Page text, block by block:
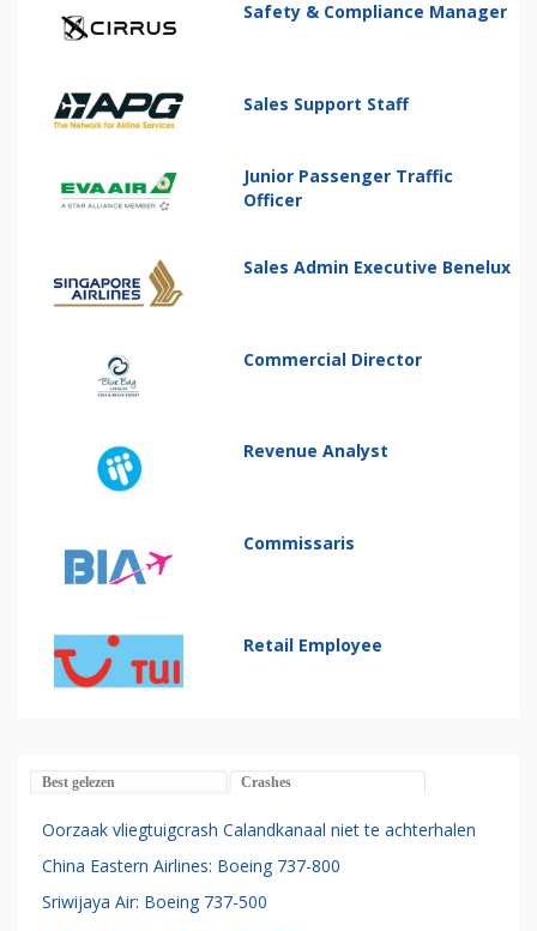
Safety & Compliance Manager
Sales Support Staff
Junior Passenger Traffic
Officer
Sales Admin Executive Benelux
Commercial Director
Revenue Analyst
Commissaris
Retail Employee
Best gelezen Crashes
Oorzaak vliegtuigcrash Calandkanaal niet te achterhalen
China Eastern Airlines: Boeing 737-800
Sriwijaya Air: Boeing 737-500